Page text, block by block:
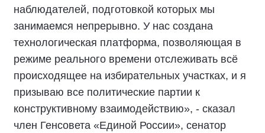
наблюдателей, подготовкой которых мы
занимаемся непрерывно. У нас создана
технологическая платформа, позволяющая в
режиме реального времени отслеживать всё
происходящее на избирательных участках, и я
призываю все политические партии к
конструктивному взаимодействию», - сказал
член Генсовета «Единой России», сенатор